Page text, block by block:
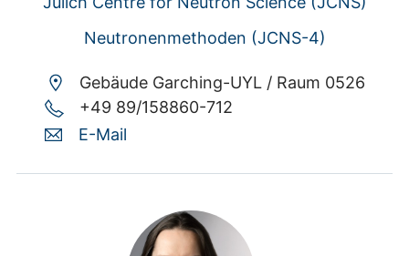
Neutronenmethoden (JCNS-4)
Gebäude Garching-UYL / Raum 0526
+49 89/158860-712
E-Mail